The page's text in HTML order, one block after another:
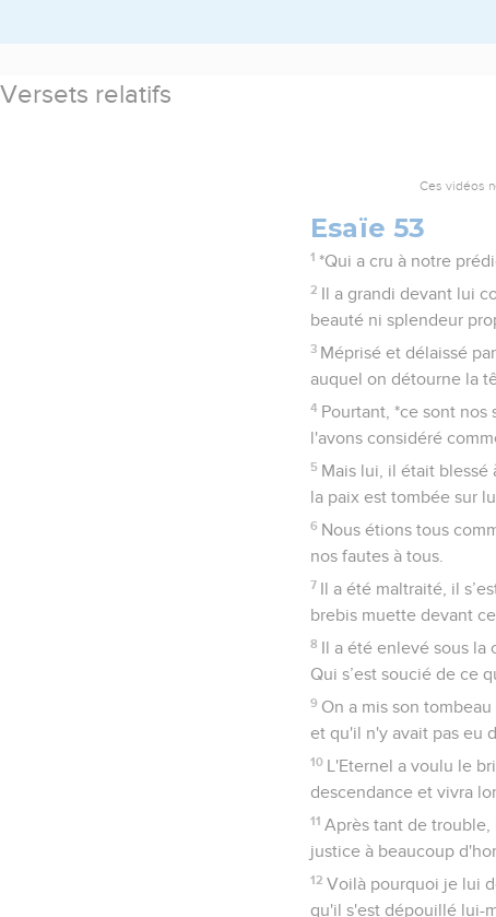
Versets relatifs
Ces vidéos
Esaïe 53
1 *Qui a cru à notre
2
Il a grandi devant lui
beauté ni splendeur
3 Méprisé et délaissé
auquel on détourne la
4 Pourtant, *ce sont
l'avons considéré
5 Mais lui, il était blessé
la paix est tombée sur
6 Nous étions tous
nos fautes à tous.
7
Il a été maltraité, il
brebis muette devant
8
Il a été enlevé sous
Qui s’est soucié de ce
9 On a mis son
et qu'il n'y avait pas eu
10
L'Eternel a voulu le
descendance et vivra
11 Après tant de trouble,
justice à beaucoup
12 Voilà pourquoi je lui
qu'il s'est dépouillé lui-